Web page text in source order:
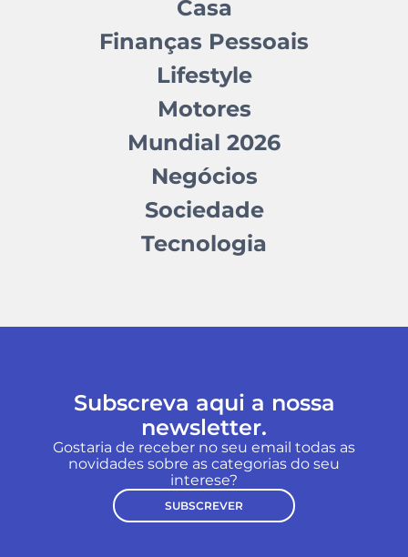
Casa
Finanças Pessoais
Lifestyle
Motores
Mundial 2026
Negócios
Sociedade
Tecnologia
Subscreva aqui a nossa
newsletter.
Gostaria de receber no seu email todas as
novidades sobre as categorias do seu
interese?
SUBSCREVER